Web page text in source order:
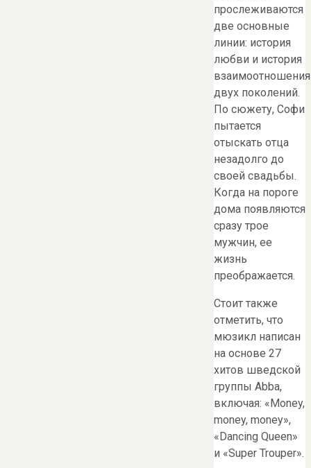
прослеживаются
две основные
линии: история
любви и история
взаимоотношения
двух поколений.
По сюжету, Софи
пытается
отыскать отца
незадолго до
своей свадьбы.
Когда на пороге
дома появляются
сразу трое
мужчин, ее
жизнь
преображается.
Стоит также
отметить, что
мюзикл написан
на основе 27
хитов шведской
группы Abba,
включая: «Money,
money, money»,
«Dancing Queen»
и «Super Trouper».